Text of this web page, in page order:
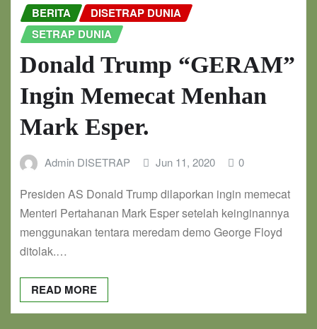
BERITA
DISETRAP DUNIA
SETRAP DUNIA
Donald Trump “GERAM”
Ingin Memecat Menhan
Mark Esper.
Admin DISETRAP Jun 11, 2020 0
Presiden AS Donald Trump dilaporkan ingin memecat
Menteri Pertahanan Mark Esper setelah keinginannya
menggunakan tentara meredam demo George Floyd
ditolak.…
READ MORE